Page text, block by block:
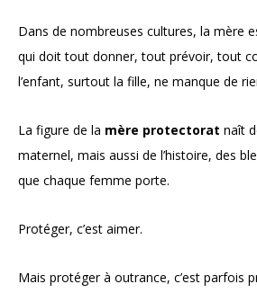
Dans de nombreuses cultures, la mère
qui doit tout donner, tout prévoir, tout
l’enfant, surtout la fille, ne manque de
La figure de la mère protectorat naît
maternel, mais aussi de l’histoire, des
que chaque femme porte.
Protéger, c’est aimer.
Mais protéger à outrance, c’est parfois